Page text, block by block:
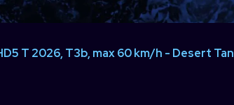
T 2026, T3b, max 60 km/h - Desert Tan